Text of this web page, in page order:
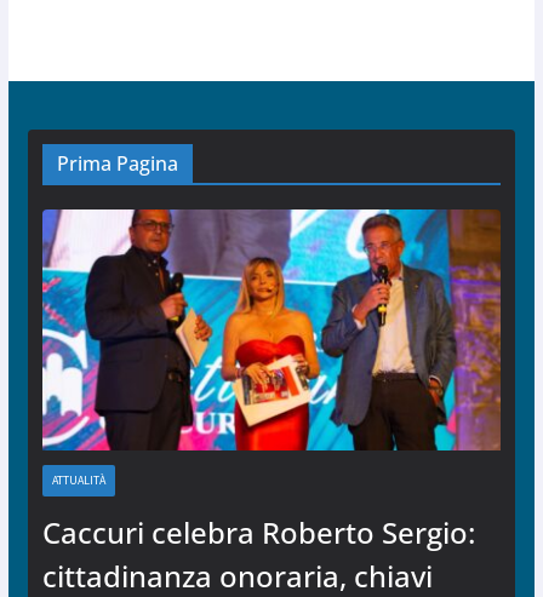
Prima Pagina
ATTUALITÀ
Caccuri celebra Roberto Sergio:
cittadinanza onoraria, chiavi